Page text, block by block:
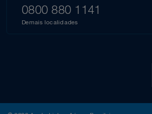
0800 880 1141
Demais localidades